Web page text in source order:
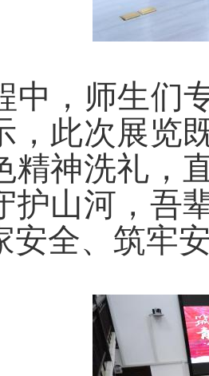
中，师生们
，此次展览
精神洗礼，
护山河，吾
安全、筑牢